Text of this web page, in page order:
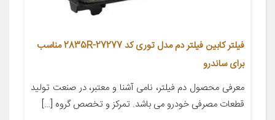
فیلتر کابین فیلتر دم مدل توری کد 27277-2835R مناسب
برای ساندرو
معرفی محصول دم فیلتر، نامی آشنا و معتبر، در صنعت تولید
قطعات مصرفی خودرو می باشد. تمرکز و تخصص گروه […]